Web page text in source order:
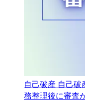
自己破産 自己破
務整理後に審査